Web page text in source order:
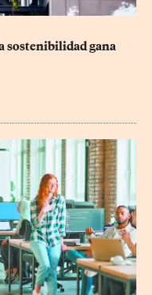
sostenibilidad gana